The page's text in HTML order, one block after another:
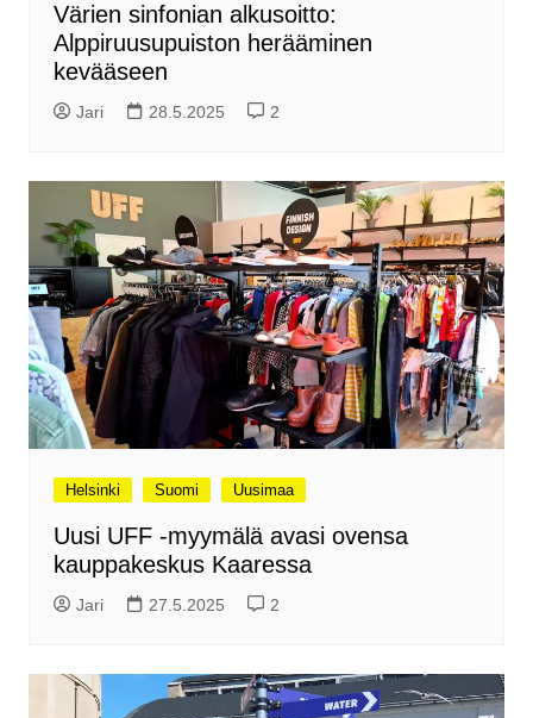
Värien sinfonian alkusoitto:
Alppiruusupuiston herääminen
kevääseen
Jari 28.5.2025 2
Helsinki Suomi Uusimaa
Uusi UFF -myymälä avasi ovensa
kauppakeskus Kaaressa
Jari 27.5.2025 2